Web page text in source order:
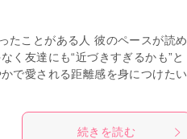
たことがある人 彼のペースが読め
く友達にも“近づきすぎるかも”と
で愛される距離感を身につけたい
続きを読む